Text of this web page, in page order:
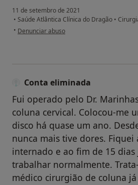
11 de setembro de 2021
• Saúde Atlântica Clínica do Dragão •
• na opinião do utilizador Maria José
Denunciar abuso
Conta eliminada
Fui operado pelo Dr.
coluna cervical. Colocou-me
disco há quase um ano.
nunca mais tive dores. Fiquei
internado e ao fim de 15 dias
trabalhar normalmente.
médico cirurgião de coluna